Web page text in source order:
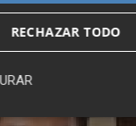
RECHAZAR TODO